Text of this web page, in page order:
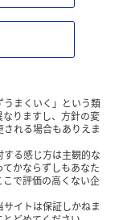
うまくいく」という類
りますし、方針の変
れる場合もありえま
る感じ方は主観的な
かならずしもあなた
で評価の高くない企
イトは保証しかねま